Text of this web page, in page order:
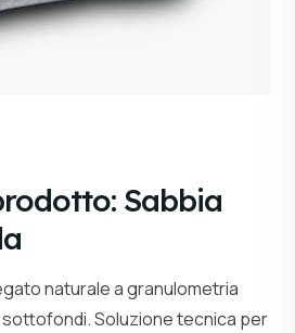
Sabbia
naturale a granulometria
Soluzione tecnica per